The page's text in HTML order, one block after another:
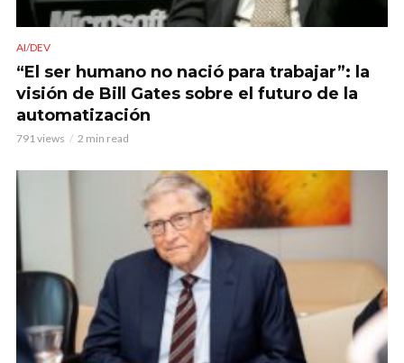
AI/DEV
“El ser humano no nació para trabajar”: la
visión de Bill Gates sobre el futuro de la
automatización
791 views 2 min read